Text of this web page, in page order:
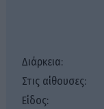
Διάρκεια:
Στις αίθουσες:
Είδος: